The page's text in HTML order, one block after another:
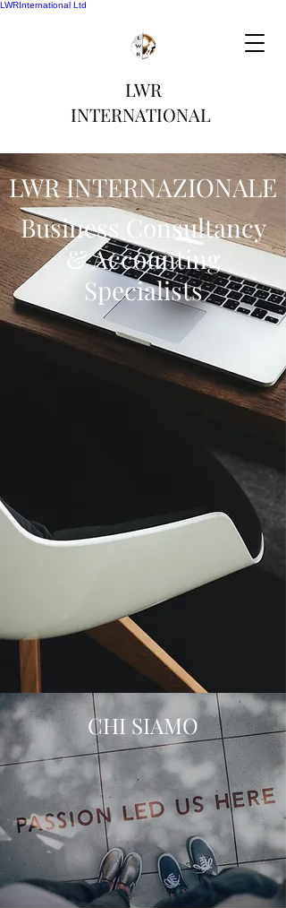
LWRInternational Ltd
LWR
INTERNATIONAL
LWR INTERNAZIONALE
Business Consultancy
& Accounting
Specialists
CHI SIAMO